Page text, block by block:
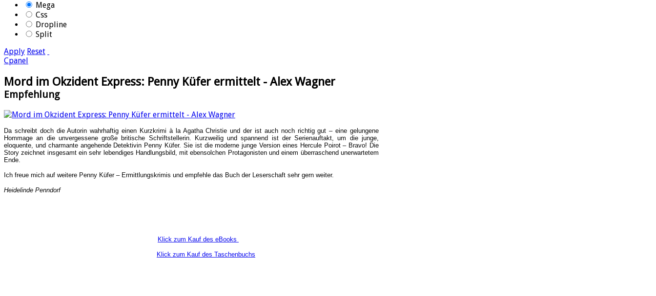
Mega
Css
Dropline
Split
Apply Reset
Cpanel
Mord im Okzident Express: Penny Küfer ermittelt - Alex Wagner
Empfehlung
Da schreibt doch die Autorin wahrhaftig einen Kurzkrimi à la AgathaChristie und der ist auch noch richtig gut – eine gelungene
Hommage an die unvergessene große britische Schriftstellerin. Kurzweilig und spannend ist der Serienauftakt, um die junge,
eloquente, und charmante angehende Detektivin Penny Küfer. Sie ist die moderne junge Version eines Hercule Poirot– Bravo! Die
Story zeichnet insgesamt ein sehr lebendiges Handlungsbild, mit ebensolchen Protagonisten und einem überraschend unerwartetem
Ende.
Ich freue mich auf weitere Penny Küfer – Ermittlungskrimis und empfehle das Buch der Leserschaft sehr gern weiter.
Heidelinde Penndorf
Klick zum Kauf des eBooks
Klick zum Kauf des Taschenbuchs